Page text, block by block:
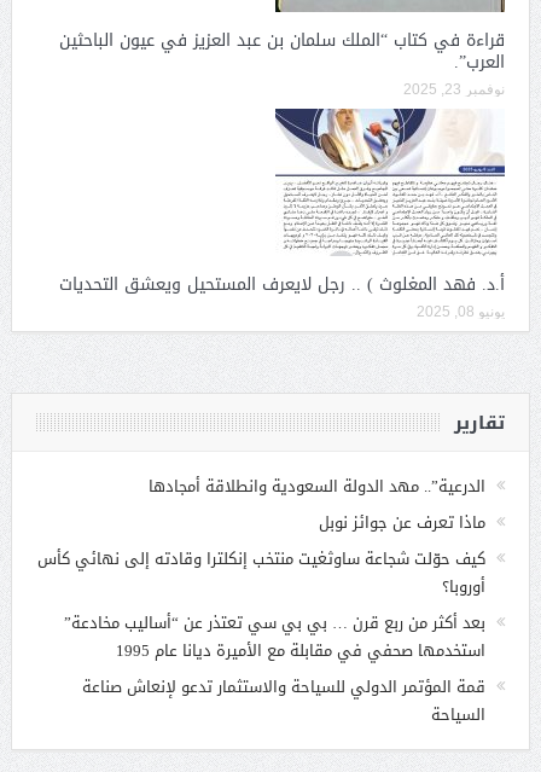
قراءة في كتاب “الملك سلمان بن عبد العزيز في عيون الباحثين
العرب”.
نوفمبر 23, 2025
أ.د. فهد المغلوث ) .. رجل لايعرف المستحيل ويعشق التحديات
يونيو 08, 2025
تقارير
الدرعية”.. مهد الدولة السعودية وانطلاقة أمجادها
ماذا تعرف عن جوائز نوبل
كيف حوّلت شجاعة ساوثغيت منتخب إنكلترا وقادته إلى نهائي كأس
أوروبا؟
بعد أكثر من ربع قرن … بي بي سي تعتذر عن “أساليب مخادعة”
استخدمها صحفي في مقابلة مع الأميرة ديانا عام 1995
قمة المؤتمر الدولي للسياحة والاستثمار تدعو لإنعاش صناعة
السياحة